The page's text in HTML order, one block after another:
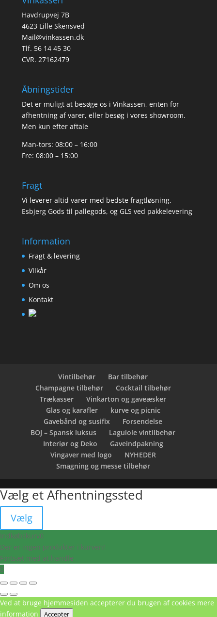
Havdrupvej 7B
4623 Lille Skensved
Mail@vinkassen.dk
Tlf. 56 14 45 30
CVR. 27162479
Åbningstider
Det er muligt at besøge os i Vinkassen, enten for
afhentning af varer, eller besøg i vores showroom.
Men kun efter aftale
Man-tors: 08:00 – 16:00
Fre: 08:00 – 15:00
Fragt
Vi leverer altid varer med bedste fragtløsning.
Esbjerg Gods til pallegods, og GLS ved pakkelevering
Information
Fragt & levering
Vilkår
Om os
Kontakt
Vintilbehør
Bar tilbehør
Champagne tilbehør
Cocktail tilbehør
Trækasser
Vinkarton og gaveæsker
Glas og karafler
kurve og picnic
Gavebånd og susifix
Forsendelse
BOJ – Spansk luksus
Laguiole vintilbehør
Interiør og Deko
Gaveindpakning
Vingaver med logo
NYHEDER
Smagning og messe tilbehør
Vælg et Afhentningssted
Vælg
Indkøbskurv0
Der er ingen produkter i kurven!
Fortsæt med at handle
0
Ved at bruge hjemmesiden accepterer du brugen af cookies mere
information
Accepter